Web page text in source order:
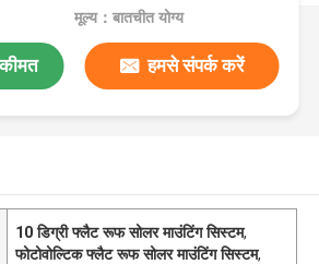
मूल्य：बातचीत योग्य
हमसे संपर्क करें
10 डिग्री फ्लैट रूफ सोलर माउंटिंग सिस्टम,
फोटोवोल्टिक फ्लैट रूफ सोलर माउंटिंग सिस्टम,